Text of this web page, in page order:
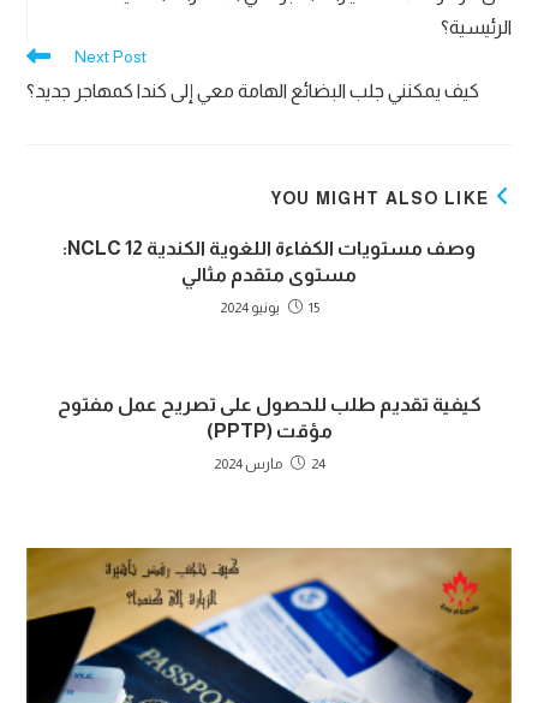
الرئيسية؟
Next Post
كيف يمكنني جلب البضائع الهامة معي إلى كندا كمهاجر جديد؟
YOU MIGHT ALSO LIKE
وصف مستويات الكفاءة اللغوية الكندية NCLC 12:
مستوى متقدم مثالي
15 يونيو 2024
كيفية تقديم طلب للحصول على تصريح عمل مفتوح
مؤقت (PPTP)
24 مارس 2024